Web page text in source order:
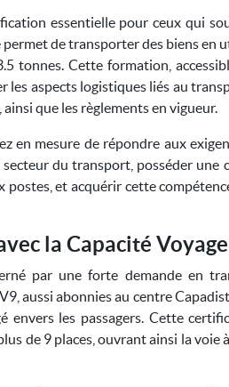
essentielle pour ceux qui
de transporter des biens en
tonnes. Cette formation,
les aspects logistiques liés au
que les règlements en vigueur.
en mesure de répondre aux
du transport, posséder une
et acquérir cette
la Capacité
par une forte demande en
aussi abonnies au centre
envers les passagers. Cette
de 9 places, ouvrant ainsi la voie